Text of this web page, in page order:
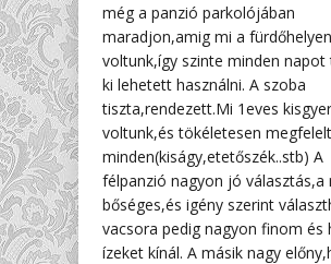
még a panzió parkolójában
maradjon,amig mi a fürdőhelyen
voltunk,így szinte minden napot
ki lehetett használni. A szoba
tiszta,rendezett.Mi 1eves
voltunk,és tökéletesen megfelelt
minden(kiságy,etetőszék..stb) A
félpanzió nagyon jó választás,a
bőséges,és igény szerint
vacsora pedig nagyon finom és
ízeket kínál. A másik nagy